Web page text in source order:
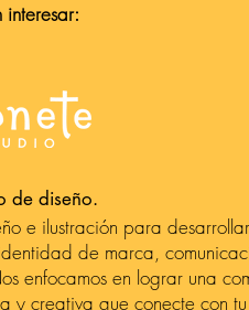
de diseño.
e ilustración para
de marca,
enfocamos en lograr una
y creativa que conecte con tu